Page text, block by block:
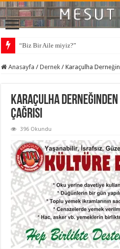
“Biz Bir Aile miyiz?”
Anasayfa / Dernek / Karaçulha
Karaçulha Derneğinden
Çağrısı
396 Okundu